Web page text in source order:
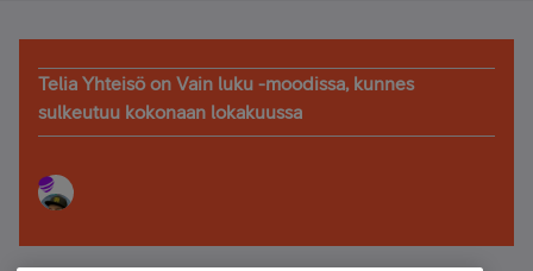
Telia Yhteisö on Vain luku -moodissa, kunnes
sulkeutuu kokonaan lokakuussa